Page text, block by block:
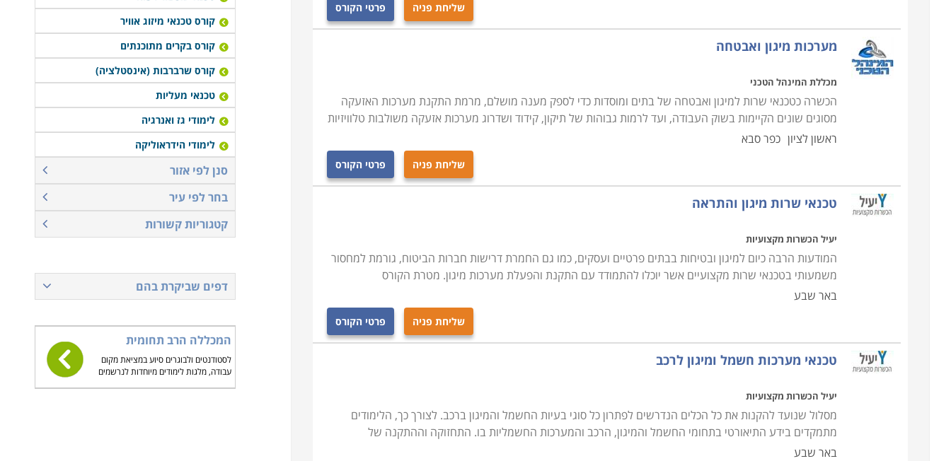
שליחת פניה פרטי הקורס
מערכות מיגון ואבטחה
מכללת המינהל הטכני
הכשרה כטכנאי שרות למיגון ואבטחה של בתים ומוסדות כדי לספק מענה מושלם, מרמת התקנת מערכות האזעקה
מסוגים שונים הקיימות בשוק העבודה, ועד לרמות גבוהות של תיקון, קידוד ושדרוג מערכות אזעקה משולבות טלוויזיות
ראשון לציון כפר סבא
שליחת פניה פרטי הקורס
טכנאי שרות מיגון והתראה
יעיל הכשרות מקצועיות
המודעות הרבה כיום למיגון ובטיחות בבתים פרטיים ועסקים, כמו גם החמרת דרישות חברות הביטוח, גורמת למחסור
משמעותי בטכנאי שרות מקצועיים אשר יוכלו להתמודד עם התקנת והפעלת מערכות מיגון. מטרת הקורס
באר שבע
שליחת פניה פרטי הקורס
טכנאי מערכות חשמל ומיגון לרכב
יעיל הכשרות מקצועיות
מסלול שנועד להקנות את כל הכלים הנדרשים לפתרון כל סוגי בעיות החשמל והמיגון ברכב. לצורך כך, הלימודים
מתמקדים בידע התיאורטי בתחומי החשמל והמיגון, הרכב והמערכות החשמליות בו. התחזוקה וההתקנה של
באר שבע
קורס טכנאי מיזוג אוויר
קורס בקרים מתוכנתים
קורס שרברבות (אינסטלציה)
טכנאי מעליות
לימודי גז ואנרגיה
לימודי הידראוליקה
סנן לפי אזור
בחר לפי עיר
קטגוריות קשורות
דפים שביקרת בהם
המכללה הרב תחומית
לסטודנטים ולבוגרים סיוע במציאת מקום
עבודה, מלגות לימודים מיוחדות לנרשמים